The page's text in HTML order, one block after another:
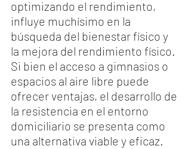
optimizando el rendimiento,
influye muchísimo en la
búsqueda del bienestar físico y
la mejora del rendimiento físico.
Si bien el acceso a gimnasios o
espacios al aire libre puede
ofrecer ventajas, el desarrollo de
la resistencia en el entorno
domiciliario se presenta como
una alternativa viable y eficaz.